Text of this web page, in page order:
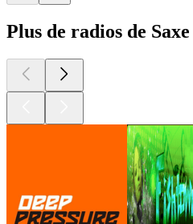
Plus de radios de Saxe